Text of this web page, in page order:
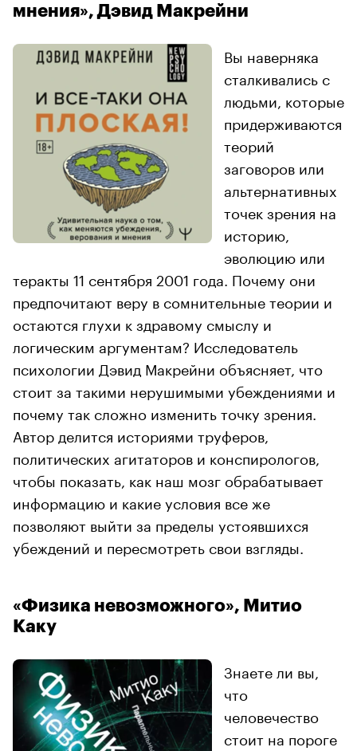
мнения», Дэвид Макрейни
Вы наверняка
сталкивались с
людьми, которые
придерживаются
теорий
заговоров или
альтернативных
точек зрения на
историю,
эволюцию или
теракты 11 сентября 2001 года. Почему они
предпочитают веру в сомнительные теории и
остаются глухи к здравому смыслу и
логическим аргументам? Исследователь
психологии Дэвид Макрейни объясняет, что
стоит за такими нерушимыми убеждениями и
почему так сложно изменить точку зрения.
Автор делится историями труферов,
политических агитаторов и конспирологов,
чтобы показать, как наш мозг обрабатывает
информацию и какие условия все же
позволяют выйти за пределы устоявшихся
убеждений и пересмотреть свои взгляды.
«Физика невозможного», Митио
Каку
Знаете ли вы,
что
человечество
стоит на пороге